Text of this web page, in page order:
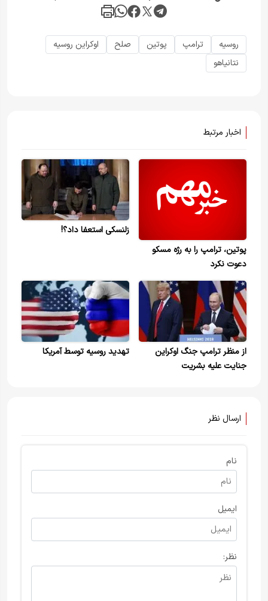
روسیه ترامپ پوتین صلح
اوکراین روسیه
نتانياهو
اخبار مرتبط
پوتین، ترامپ را به رژه مسکو
دعوت نکرد
زلنسکی استعفا داد؟!
از منظر ترامپ جنگ اوکراین
جنایت علیه بشریت
تهدید روسیه توسط آمریکا
ارسال نظر
نام
ایمیل
نظر: